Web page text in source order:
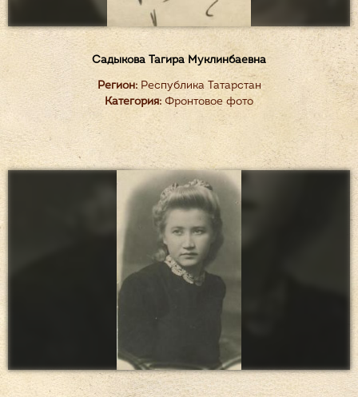
Садыкова Тагира Муклинбаевна
Регион:Республика Татарстан
Категория: Фронтовое фото